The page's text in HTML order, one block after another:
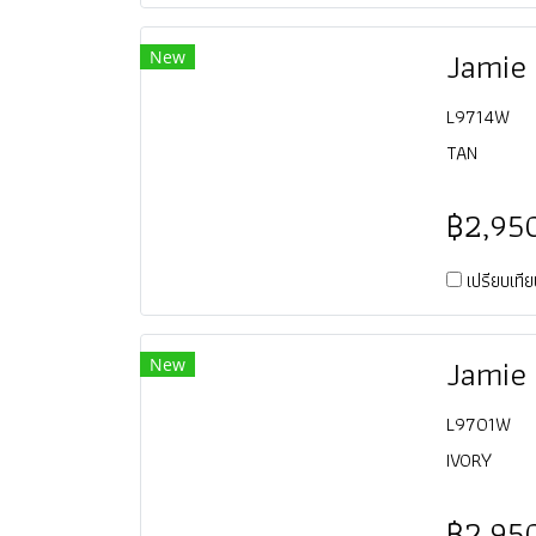
New Jamie
L9714W
TAN
฿
เปรียบเที
New Jamie
L9701W
IVORY